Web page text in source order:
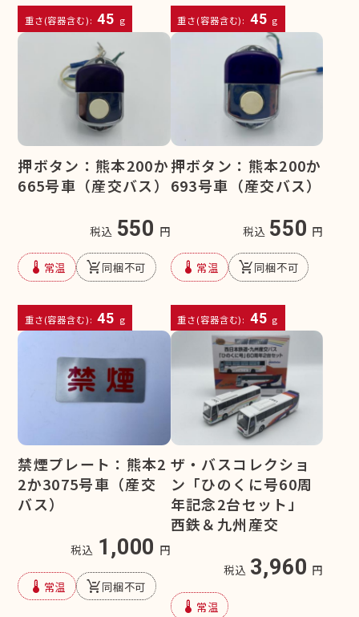
重さ(容器含む): 45 g 重さ(容器含む): 45 g
押ボタン：熊本200か
665号車（産交バス）
税込 550 円
device_thermostat 常温 remove_shopping_cart同梱不可
重さ(容器含む): 45 g
押ボタン：熊本200か
693号車（産交バス）
税込 550 円
device_thermostat 常温 remove_shopping_cart同梱不可
重さ(容器含む): 45 g
禁煙プレート：熊本2
2か3075号車（産交
バス）
税込 1,000 円
device_thermostat 常温 remove_shopping_cart同梱不可
ザ・バスコレクショ
ン「ひのくに号60周
年記念2台セット」
西鉄＆九州産交
税込 3,960 円
device_thermostat 常温